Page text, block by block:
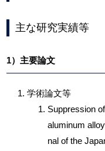
主な研究実績等
1）主要論文
学術論文等
Suppression
aluminum
nal of the